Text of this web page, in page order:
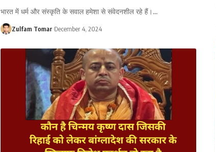
भारत में धर्म और संस्कृति के सवाल हमेशा से संवेदनशील रहे हैं। …
Zulfam Tomar December 4, 2024